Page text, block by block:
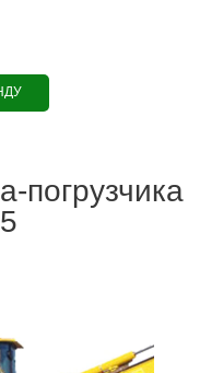
ПОГРУЗЧИКА KOMATSU
погрузчика